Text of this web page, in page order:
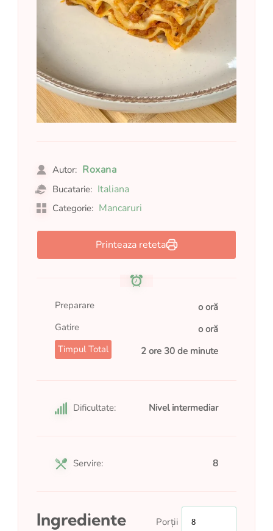
Autor: Roxana
Bucatarie: Italiana
Categorie: Mancaruri
Printeaza reteta
Preparare
o oră
Gatire
o oră
Timpul Total
2 ore 30 de minute
Dificultate: Nivel intermediar
Servire: 8
Ingrediente Porții